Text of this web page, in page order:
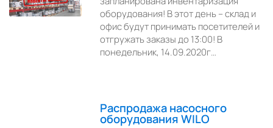
оборудования! В этот день – склад и
офис будут принимать посетителей и
отгружать заказы до 13:00! В
понедельник, 14.09.2020г…
Распродажа насосного
оборудования WILO